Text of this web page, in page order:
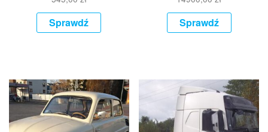
Sprawdź Sprawdź